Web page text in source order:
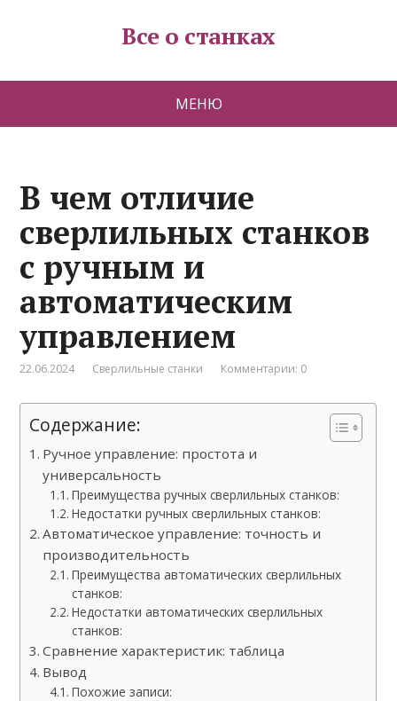
Все о станках
МЕНЮ
В чем отличие
сверлильных станков
с ручным и
автоматическим
управлением
22.06.2024 Сверлильные станки Комментарии: 0
Содержание:
Ручное управление: простота и
универсальность
Преимущества ручных сверлильных станков:
Недостатки ручных сверлильных станков:
Автоматическое управление: точность и
производительность
Преимущества автоматических сверлильных
станков:
Недостатки автоматических сверлильных
станков:
Сравнение характеристик: таблица
Вывод
Похожие записи: